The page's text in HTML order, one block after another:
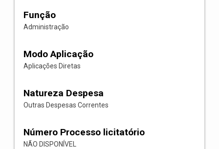
Função
Administração
Modo Aplicação
Aplicações Diretas
Natureza Despesa
Outras Despesas Correntes
Número Processo licitatório
NÃO DISPONÍVEL